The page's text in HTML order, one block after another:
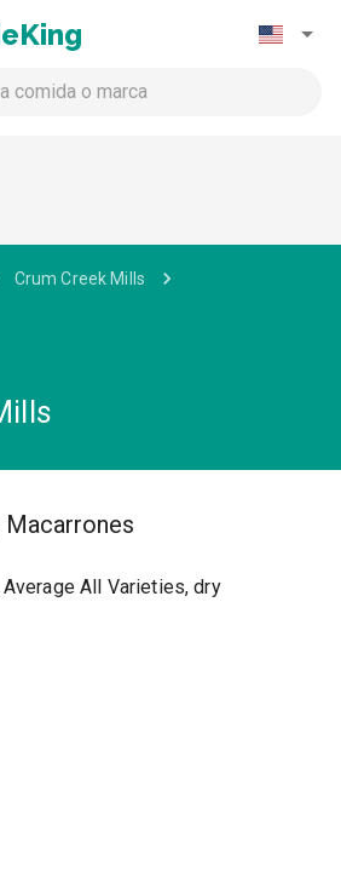
Crum Creek Mills
Macarrones
All Varieties, dry